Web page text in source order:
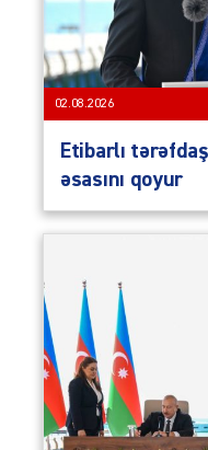
02.08.2026
Etibarlı
əsasını qoyur